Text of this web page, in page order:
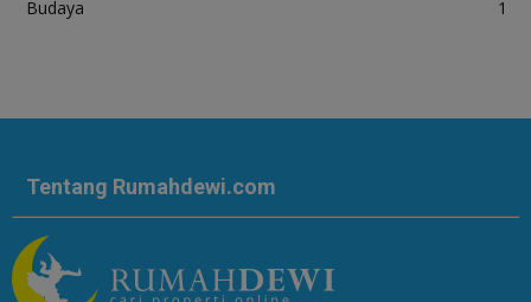
Budaya
1
Tentang Rumahdewi.com